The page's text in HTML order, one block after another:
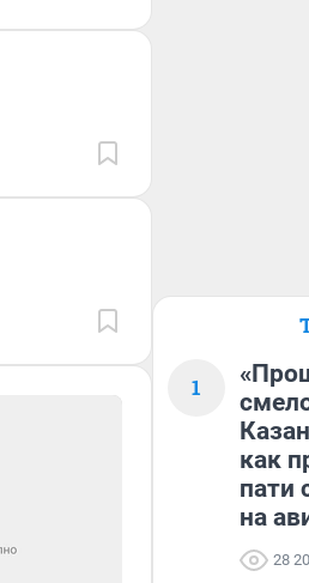
1
как
пати
на
28